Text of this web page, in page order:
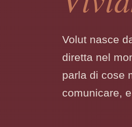
Volut nasce
diretta nel
parla di cose
comunicare,